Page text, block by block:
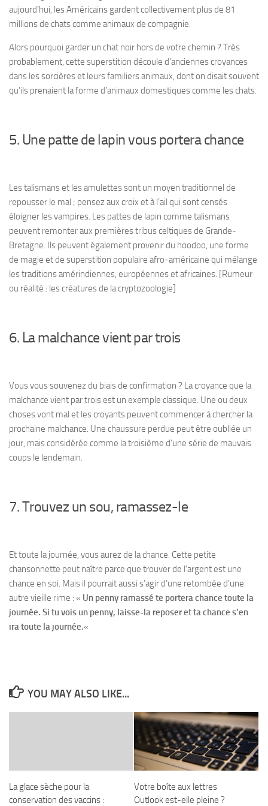
aujourd’hui, les Américains gardent collectivement plus de 81
millions de chats comme animaux de compagnie.
Alors pourquoi garder un chat noir hors de votre chemin ? Très
probablement, cette superstition découle d’anciennes croyances
dans les sorcières et leurs familiers animaux, dont on disait souvent
qu’ils prenaient la forme d’animaux domestiques comme les chats.
5. Une patte de lapin vous portera chance
Les talismans et les amulettes sont un moyen traditionnel de
repousser le mal ; pensez aux croix et à l’ail qui sont censés
éloigner les vampires. Les pattes de lapin comme talismans
peuvent remonter aux premières tribus celtiques de Grande-
Bretagne. Ils peuvent également provenir du hoodoo, une forme
de magie et de superstition populaire afro-américaine qui mélange
les traditions amérindiennes, européennes et africaines. [Rumeur
ou réalité : les créatures de la cryptozoologie]
6. La malchance vient par trois
Vous vous souvenez du biais de confirmation ? La croyance que la
malchance vient par trois est un exemple classique. Une ou deux
choses vont mal et les croyants peuvent commencer à chercher la
prochaine malchance. Une chaussure perdue peut être oubliée un
jour, mais considérée comme la troisième d’une série de mauvais
coups le lendemain.
7. Trouvez un sou, ramassez-le
Et toute la journée, vous aurez de la chance. Cette petite
chansonnette peut naître parce que trouver de l’argent est une
chance en soi. Mais il pourrait aussi s’agir d’une retombée d’une
autre vieille rime : « Un penny ramassé te portera chance toute la
journée. Si tu vois un penny, laisse-la reposer et ta chance s’en
ira toute la journée.«
YOU MAY ALSO LIKE...
La glace sèche pour la
conservation des vaccins :
Votre boîte aux lettres
Outlook est-elle pleine ?